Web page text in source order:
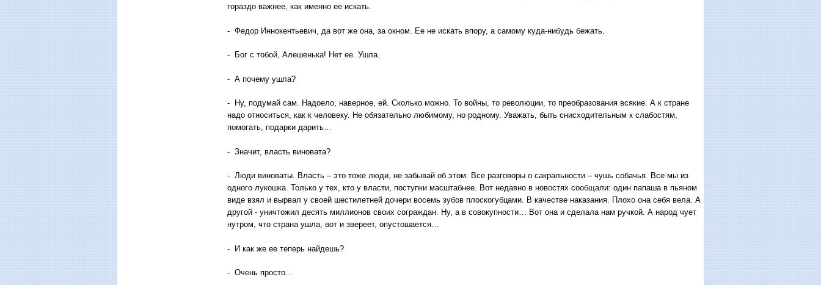
гораздо важнее, как именно ее искать.
- Федор Иннокентьевич, да вот же она, за окном. Ее не искать впору, а самому куда-нибудь бежать.
- Бог с тобой, Алешенька! Нет ее. Ушла.
- А почему ушла?
- Ну, подумай сам. Надоело, наверное, ей. Сколько можно. То войны, то революции, то преобразования всякие. А к стране
надо относиться, как к человеку. Не обязательно любимому, но родному. Уважать, быть снисходительным к слабостям,
помогать, подарки дарить…
- Значит, власть виновата?
- Люди виноваты. Власть – это тоже люди, не забывай об этом. Все разговоры о сакральности – чушь собачья. Все мы из
одного лукошка. Только у тех, кто у власти, поступки масштабнее. Вот недавно в новостях сообщали: один папаша в пьяном
виде взял и вырвал у своей шестилетней дочери восемь зубов плоскогубцами. В качестве наказания. Плохо она себя вела. А
другой - уничтожил десять миллионов своих сограждан. Ну, а в совокупности… Вот она и сделала нам ручкой. А народ чует
нутром, что страна ушла, вот и звереет, опустошается…
- И как же ее теперь найдешь?
- Очень просто…